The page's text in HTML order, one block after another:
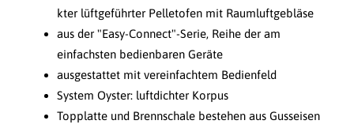
kter lüftgeführter Pelletofen mit Raumluftgebläse
aus der "Easy-Connect"-Serie, Reihe der am
einfachsten bedienbaren Geräte
ausgestattet mit vereinfachtem Bedienfeld
System Oyster: luftdichter Korpus
Topplatte und Brennschale bestehen aus Gusseisen